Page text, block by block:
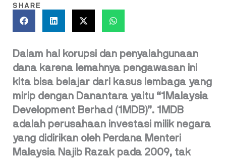
SHARE
Dalam hal korupsi dan penyalahgunaan
dana karena lemahnya pengawasan ini
kita bisa belajar dari kasus lembaga yang
mirip dengan Danantara yaitu “1Malaysia
Development Berhad (1MDB)”. 1MDB
adalah perusahaan investasi milik negara
yang didirikan oleh Perdana Menteri
Malaysia Najib Razak pada 2009, tak